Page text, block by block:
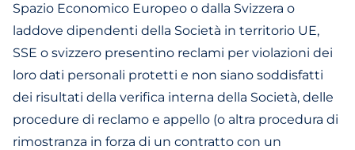
Spazio Economico Europeo o dalla Svizzera o
laddove dipendenti della Società in territorio UE,
SSE o svizzero presentino reclami per violazioni dei
loro dati personali protetti e non siano soddisfatti
dei risultati della verifica interna della Società, delle
procedure di reclamo e appello (o altra procedura di
rimostranza in forza di un contratto con un